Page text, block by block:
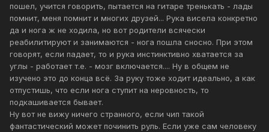
пошел, учится говорить, пытается на гитаре тренькать - лады
помнит, меня помнит и многих друзей... Рука висела конкретно
да и нога ж не ходила, но вот родители всячески
реабилитируют и занимаются - нога пошла сносно. При этом
говорят, если падает, то и рука инстинктивно хватается за
углы - работает т.е. - мозг включается.... Ну в общем не
изучено это до конца всё. За руку тоже ходит идеально, а как
отпустишь, что если нога ступит на неровность, то
подкашивается бывает.
Ну вот не вижу ничего странного, если чип такой
фантастический может починить руль. Если уже сам человеку